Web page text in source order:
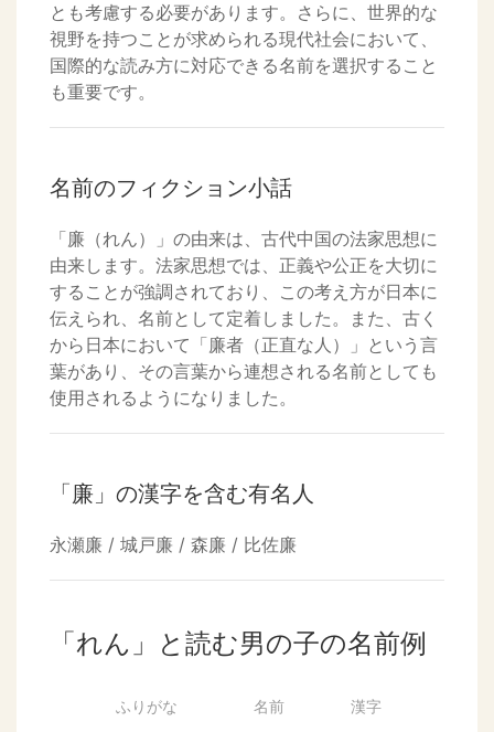
とも考慮する必要があります。さらに、世界的な
視野を持つことが求められる現代社会において、
国際的な読み方に対応できる名前を選択すること
も重要です。
名前のフィクション小話
「廉（れん）」の由来は、古代中国の法家思想に
由来します。法家思想では、正義や公正を大切に
することが強調されており、この考え方が日本に
伝えられ、名前として定着しました。また、古く
から日本において「廉者（正直な人）」という言
葉があり、その言葉から連想される名前としても
使用されるようになりました。
「廉」の漢字を含む有名人
永瀬廉 / 城戸廉 / 森廉 / 比佐廉
「れん」と読む男の子の名前例
ふりがな 名前 漢字